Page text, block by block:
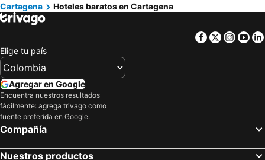
Hotel Capilla del Mar
Radisson Cartagena Ocean Pavillion Hotel
Hotel Caribbean Cartagena
InterContinental Cartagena De Indias by IHG
Las Américas Torre del Mar
Cartagena Dc
Oz Hotel
Hotel Dorado Plaza
Hotel Blue Concept
Hotel Stil Cartagena
Hotel Playa Club
Hotel Amoek
Cartagena
Hoteles baratos en Cartagena
Facebook
Twitter
Elige tu país
Agregar en Google
Encuentra nuestros resultados
fácilmente: agrega trivago como
fuente preferida en Google.
Compañía
Nuestros productos